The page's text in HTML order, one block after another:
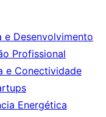
e Desenvolvimento
Profissional
e Conectividade
Energética